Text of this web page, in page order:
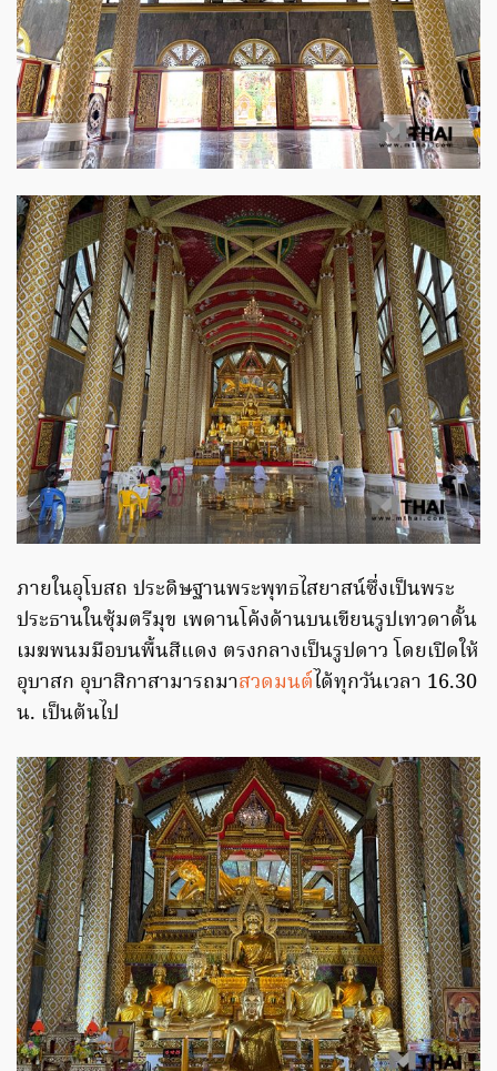
ภายในอุโบสถ ประดิษฐานพระพุทธไสยาสน์ซึ่งเป็นพระ
ประธานในซุ้มตรีมุข เพดานโค้งด้านบนเขียนรูปเทวดาดั้น
เมฆพนมมือบนพื้นสีแดง ตรงกลางเป็นรูปดาว โดยเปิดให้
อุบาสก อุบาสิกาสามารถมาสวดมนต์ได้ทุกวันเวลา 16.30
น. เป็นต้นไป